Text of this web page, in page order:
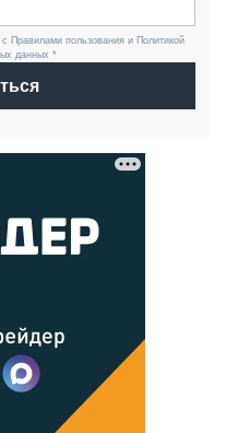
Правилами пользования и Политикой
данных *